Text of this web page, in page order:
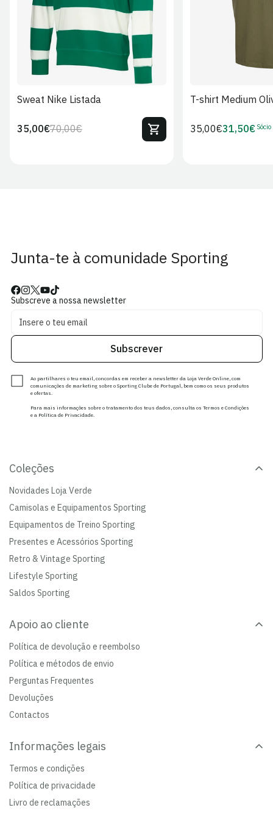
Sweat Nike Listada
Preço
70,00€Preço
35,00€
T-shirt Medium
Preço
35,00€Preço
31,50€ Sócio
Junta-te à comunidade Sporting
Subscreve a nossa newsletter
Subscrever
Ao partilhares o teu email, concordas em receber a newsletter da Loja Verde Online, com
comunicações de marketing sobre o Sporting Clube de Portugal, bem como os seus produtos
e ofertas.
Para mais informações sobre o tratamento dos teus dados, consulta os Termos e Condições
e a Política de Privacidade.
Coleções
Novidades Loja Verde
Camisolas e Equipamentos Sporting
Equipamentos de Treino Sporting
Presentes e Acessórios Sporting
Retro & Vintage Sporting
Lifestyle Sporting
Saldos Sporting
Apoio ao cliente
Política de devolução e reembolso
Política e métodos de envio
Perguntas Frequentes
Devoluções
Contactos
Informações legais
Termos e condições
Política de privacidade
Livro de reclamações